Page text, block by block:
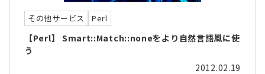
その他サービス Perl
【Perl】 Smart::Match::noneをより自然言語風に使
う
2012.02.19